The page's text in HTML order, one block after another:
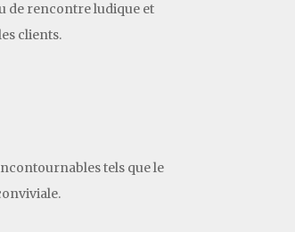
de rencontre ludique et
clients.
tels que le